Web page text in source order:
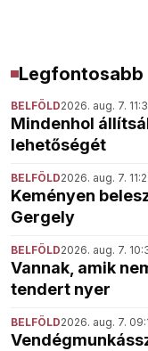
Legfontosabb
BELFÖLD2026. aug. 7.
Mindenhol
lehetőségét
BELFÖLD2026. aug. 7.
Keményen
Gergely
BELFÖLD2026. aug. 7.
Vannak, amik
tendert nyer
BELFÖLD2026. aug. 7.